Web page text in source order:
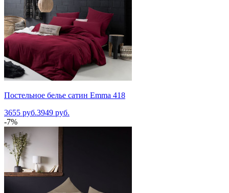
Постельное белье сатин Emma 418
3655 руб.3949 руб.
-7%